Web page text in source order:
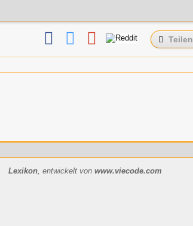
Teilen
Lexikon, entwickelt von www.viecode.com